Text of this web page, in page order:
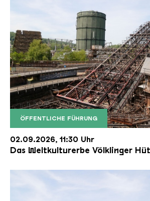
ÖFFENTLICHE FÜHRUNG
Der Erzschrägaufzug der
Copyright: Weltkulturerbe
02.09.2026, 11:30 Uhr
Das Weltkulturerbe Völklinger